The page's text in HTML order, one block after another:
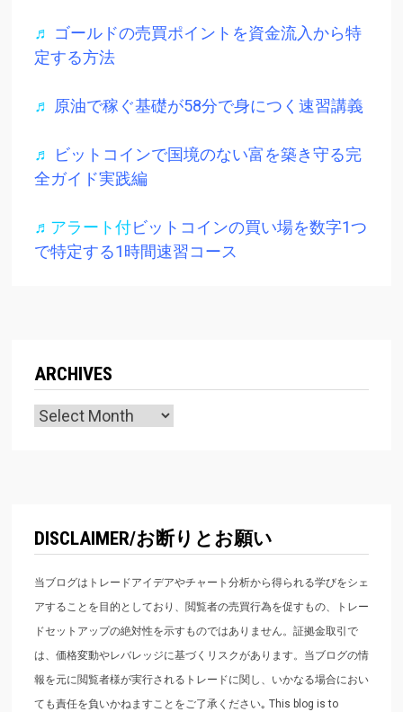
♬ ゴールドの売買ポイントを資金流入から特
定する方法
♬ 原油で稼ぐ基礎が58分で身につく速習講義
♬
ビットコインで国境のない富を築き守る完
全ガイド実践編
♬アラート付ビットコインの買い場を数字1つ
で特定する1時間速習コース
ARCHIVES
Archives
DISCLAIMER/お断りとお願い
当ブログはトレードアイデアやチャート分析から得られる学びをシェ
アすることを目的としており、閲覧者の売買行為を促すもの、トレー
ドセットアップの絶対性を示すものではありません。証拠金取引で
は、価格変動やレバレッジに基づくリスクがあります。当ブログの情
報を元に閲覧者様が実行されるトレードに関し、いかなる場合におい
ても責任を負いかねますことをご了承ください｡ This blog is to